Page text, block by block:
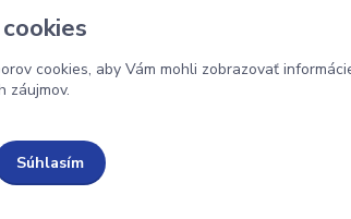
práva vyhradené
cookies, aby Vám mohli zobrazovať
záujmov.
Súhlasím